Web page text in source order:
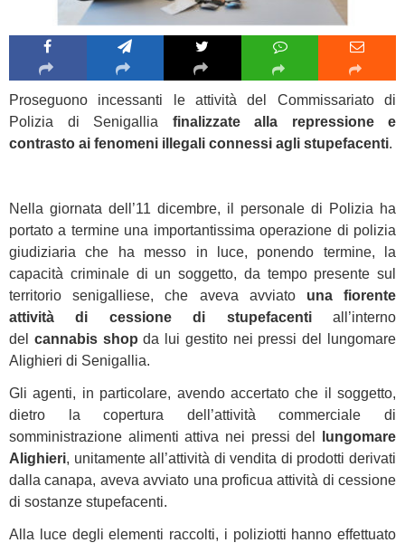
Proseguono incessanti le attività del Commissariato di
Polizia di Senigallia finalizzate alla repressione e
contrasto ai fenomeni illegali connessi agli stupefacenti.
Nella giornata dell’11 dicembre, il personale di Polizia ha
portato a termine una importantissima operazione di polizia
giudiziaria che ha messo in luce, ponendo termine, la
capacità criminale di un soggetto, da tempo presente sul
territorio senigalliese, che aveva avviatouna fiorente
attività di cessione di stupefacentiall’interno
del cannabis shop da lui gestito nei pressi del lungomare
Alighieri di Senigallia.
Gli agenti, in particolare, avendo accertato che il soggetto,
dietro la copertura dell’attività commerciale di
somministrazione alimenti attiva nei pressi del
lungomare
Alighieri, unitamente all’attività di vendita di prodotti derivati
dalla canapa, aveva avviato una proficua attività di cessione
di sostanze stupefacenti.
Alla luce degli elementi raccolti, i poliziotti hanno effettuato